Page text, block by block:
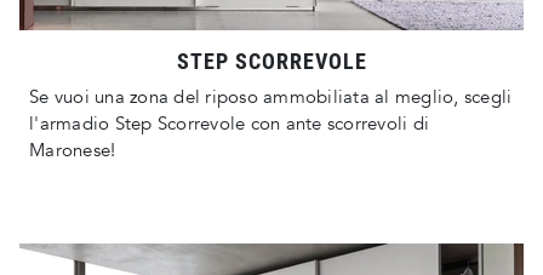
STEP SCORREVOLE
Se vuoi una zona del riposo ammobiliata al meglio, scegli
l'armadio Step Scorrevole con ante scorrevoli di
Maronese!